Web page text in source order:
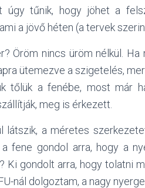
úgy tűnik, hogy jöhet a
a jövő héten (a tervek
Öröm nincs üröm nélkül.
ütemezve a szigetelés,
tőlük a fenébe, most már
meg is érkezett.
látszik, a méretes
fene gondol arra, hogy a
Ki gondolt arra, hogy tolatni
nál dolgoztam, a nagy